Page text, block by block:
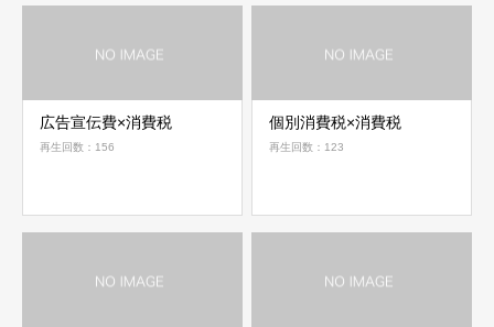
広告宣伝費×消費税
再生回数：156
個別消費税×消費税
再生回数：123